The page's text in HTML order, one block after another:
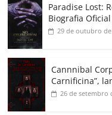
Paradise Lost:
Biografia
29 de outubro de
Cannnibal
Carnificina”,
26 de setembro